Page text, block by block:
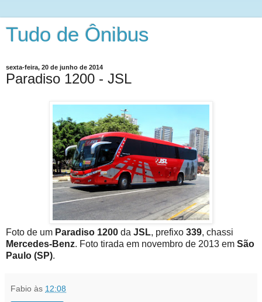
Tudo de Ônibus
sexta-feira, 20 de junho de 2014
Paradiso 1200 - JSL
Foto de um Paradiso 1200 da JSL, prefixo 339, chassi
Mercedes-Benz. Foto tirada em novembro de 2013 em São
Paulo (SP).
Fabio às 12:08